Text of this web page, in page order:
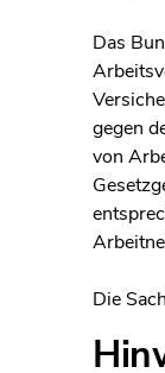
Das
gegen
von
Die